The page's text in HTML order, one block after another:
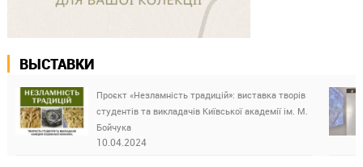
ВЫСТАВКИ
Проєкт «Незламність традицій»: виставка творів
студентів та викладачів Київської академії ім. М.
Бойчука
10.04.2024